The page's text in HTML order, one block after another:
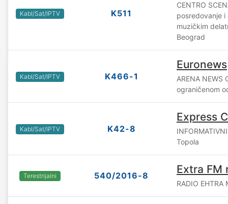
Kabl/Sat/IPTV K511
CENTRO
posredovanje
muzičkim
Beograd
Kabl/Sat/IPTV K466-1
Euronews
ARENA NEWS
ograničenom
Kabl/Sat/IPTV K42-8
Express
Topola
Terestrijalni 540/2016-8 Extra FM
RADIO